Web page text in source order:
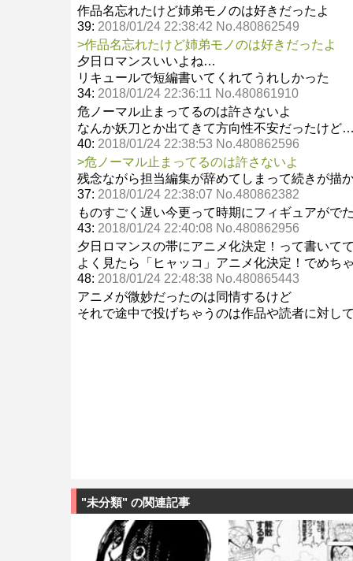
作品名忘れたけど姉弟モノのは好きだったよ
39: 2018/01/24 22:38:42 No.480862549
>作品名忘れたけど姉弟モノのは好きだったよ
夕日ロマンスいいよね…
リキュールで短編書いてくれてうれしかった
34: 2018/01/24 22:36:11 No.480861910
危ノーマル止まってるのは許さないよ
なんか妖刀とか出てきて方向性不安だったけど
40: 2018/01/24 22:38:53 No.480862596
>危ノーマル止まってるのは許さないよ
残念ながら担当編集が辞めてしまって続きが描
37: 2018/01/24 22:38:07 No.480862382
ものすごく遅い今更って時期にフィギュアがで
43: 2018/01/24 22:40:08 No.480862956
夕日ロマンスの帯にアニメ化決定！って書いて
よく見たら「ヒャッコ」アニメ化決定！でめち
48: 2018/01/24 22:48:38 No.480865443
アニメが微妙だったのは同情するけど
それで途中で投げちゃうのは作品や読者に対し
"未分類" の関連記事